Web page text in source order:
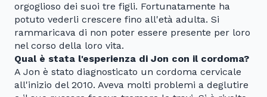
orgoglioso dei suoi tre figli. Fortunatamente ha
potuto vederli crescere fino all'età adulta. Si
rammaricava di non poter essere presente per loro
nel corso della loro vita.
Qual è stata l'esperienza di Jon con il cordoma?
A Jon è stato diagnosticato un cordoma cervicale
all'inizio del 2010. Aveva molti problemi a deglutire